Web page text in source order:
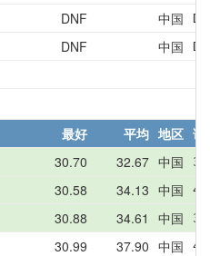
DNF 中国
DNF 中国
最好 平均 地区 详
30.70 32.67 中国
30.58 34.13 中国
30.88 34.61 中国
30.99 37.90 中国